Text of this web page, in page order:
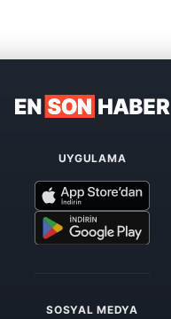
UYGULAMA
SOSYAL MEDYA